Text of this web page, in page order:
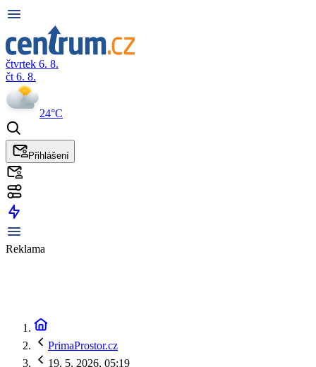
čtvrtek 6. 8.
čt 6. 8.
24°C
Přihlášení
Reklama
PrimaProstor.cz
19. 5. 2026, 05:19